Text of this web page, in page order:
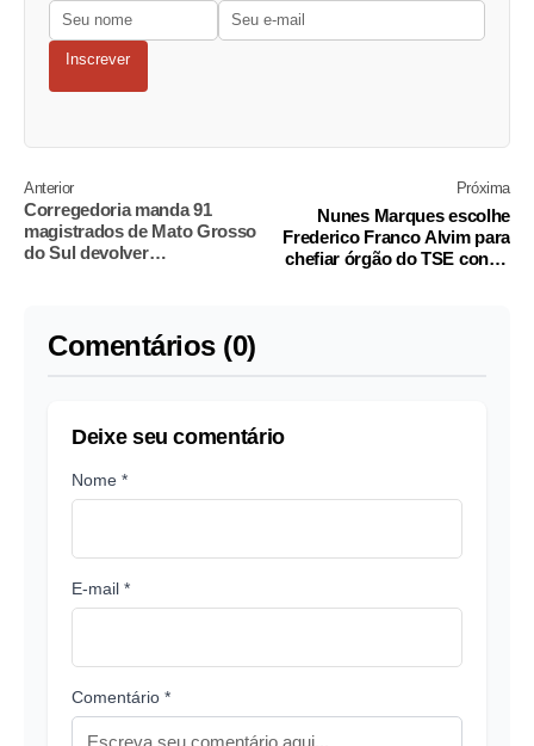
Inscrever
Anterior
Corregedoria manda 91
magistrados de Mato Grosso
do Sul devolver
Próxima
Nunes Marques escolhe
Frederico Franco Alvim para
chefiar órgão do TSE contra
Comentários (0)
Deixe seu comentário
Nome *
E-mail *
Comentário *